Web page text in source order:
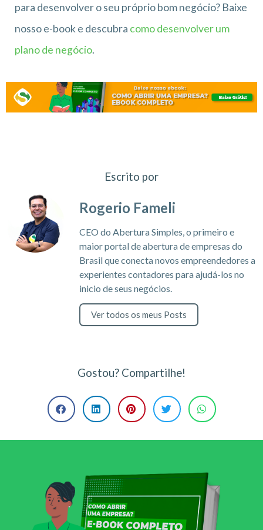
para desenvolver o seu próprio bom negócio? Baixe
nosso e-book e descubra como desenvolver um
plano de negócio.
Escrito por
Rogerio Fameli
CEO do Abertura Simples, o primeiro e
maior portal de abertura de empresas do
Brasil que conecta novos empreendedores a
experientes contadores para ajudá-los no
inicio de seus negócios.
Ver todos os meus Posts
Gostou? Compartilhe!